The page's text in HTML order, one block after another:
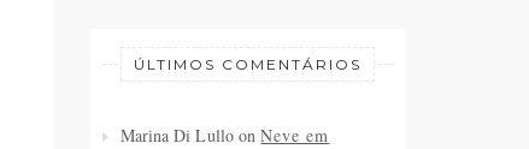
ÚLTIMOS COMENTÁRIOS
Marina Di Lullo onNeve em